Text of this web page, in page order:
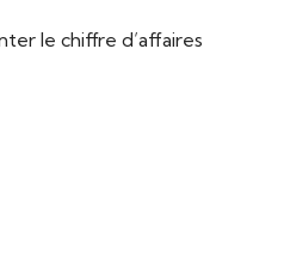
le chiffre d’affaires